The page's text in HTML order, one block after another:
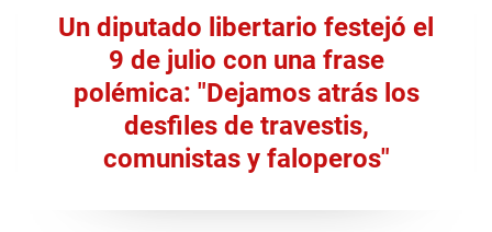
Un diputado libertario festejó el
9 de julio con una frase
polémica: "Dejamos atrás los
desfiles de travestis,
comunistas y faloperos"